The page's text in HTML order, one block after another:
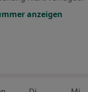
anzeigen